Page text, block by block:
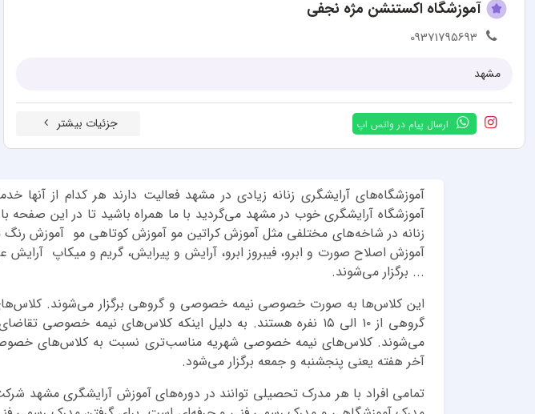
آموزشگاه اکستنشن مژه نجفی
09371795693
مشهد
ارسال پیام در واتس اپ جزئیات بیشتر
آموزشگاه‌های آرایشگری زنانه زیادی در مشهد فعالیت دارند هر کدام از
آموزشگاه آرایشگری خوب در مشهد می‌گردید با ما همراه باشید تا در این صفحه با
زنانه در شاخه‌های مختلفی مثل آموزش کراتین مو آموزش کوتاهی مو آموزش
آموزش اصلاح صورت و ابرو، فیبروز ابرو، آرایش و پیرایش، گریم و میکاپ
... برگزار می‌شوند.
گروهی از ۱۰ الی ۱۵ نفره هستند. به دلیل اینکه کلاس‌های نیمه
می‌شوند. کلاس‌های نیمه خصوصی شهریه مناسب‌تری نسبت به کلاس‌های خصوصی
آخر هفته یعنی پنجشنبه و جمعه برگزار می‌شود.
تمامی افراد با هر مدرک تحصیلی ‌توانند در دوره‌های آموزش آرایشگری مشهد